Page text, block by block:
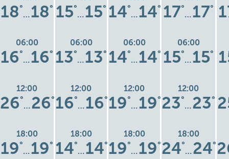
18°
…18°
06:00
16°
…16°
12:00
26°
…26°
18:00
19°
…19°
15°
…15°
06:00
13°
…13°
12:00
16°
…16°
18:00
14°
…14°
14°
…14°
06:00
14°
…14°
12:00
19°
…19°
18:00
19°
…19°
17°
…17°
06:00
15°
…15°
12:00
23°
…23°
18:00
24°
…24°